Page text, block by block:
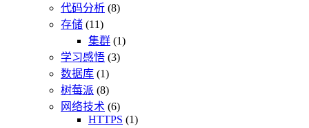
代码分析 (8)
存储 (11)
集群 (1)
学习感悟 (3)
数据库 (1)
树莓派 (8)
网络技术 (6)
HTTPS (1)